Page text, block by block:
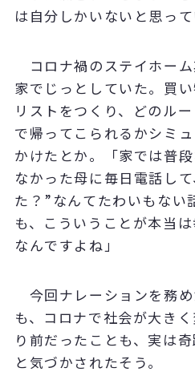
は自分しかいないと思って
コロナ禍のステイホーム
家でじっとしていた。買
リストをつくり、どのル
で帰ってこられるかシミ
かけたとか。「家では普
なかった母に毎日電話し
た？”なんてたわいもない
も、こういうことが本当
なんですよね」
今回ナレーションを務
も、コロナで社会が大き
り前だったことも、実は
と気づかされたそう。